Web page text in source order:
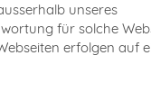
unseres
für solche
erfolgen auf